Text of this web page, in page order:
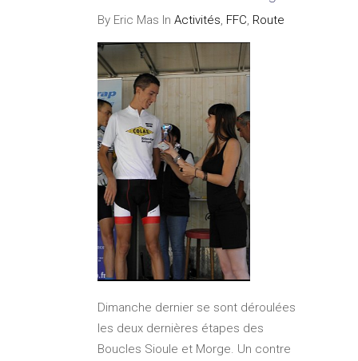
By Eric Mas In Activités, FFC, Route
Dimanche dernier se sont déroulées
les deux dernières étapes des
Boucles Sioule et Morge. Un contre